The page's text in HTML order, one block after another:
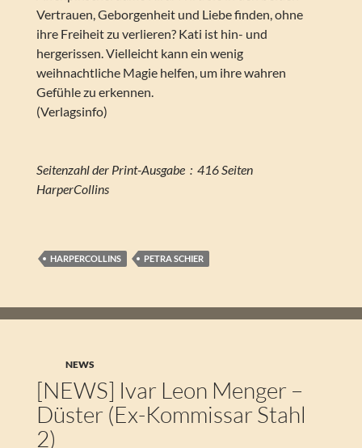
Vertrauen, Geborgenheit und Liebe finden, ohne
ihre Freiheit zu verlieren? Kati ist hin- und
hergerissen. Vielleicht kann ein wenig
weihnachtliche Magie helfen, um ihre wahren
Gefühle zu erkennen.
(Verlagsinfo)
Seitenzahl der Print-Ausgabe ‏ : ‎ 416 Seiten
HarperCollins
HARPERCOLLINS PETRA SCHIER
NEWS
[NEWS] Ivar Leon Menger –
Düster (Ex-Kommissar Stahl
2)